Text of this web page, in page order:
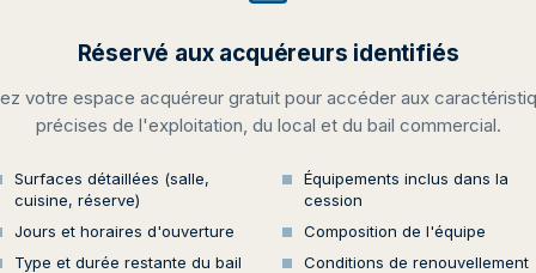
Réservé aux acquéreurs identifiés
votre espace acquéreur gratuit pour accéder aux
précises de l'exploitation, du local et du bail commercial.
Surfaces détaillées (salle,
cuisine, réserve)
Équipements inclus dans la
cession
Jours et horaires d'ouverture
Composition de l'équipe
Type et durée restante du bail
Conditions de renouvellement